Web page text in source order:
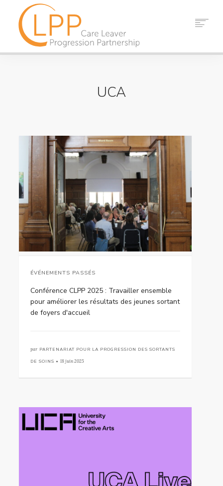
RECHERCHE
UCA
ÉVÉNEMENTS PASSÉS
Conférence CLPP 2025 : Travailler ensemble
pour améliorer les résultats des jeunes sortant
de foyers d'accueil
par PARTENARIAT POUR LA PROGRESSION DES SORTANTS
DE SOINS • 18 juin 2025